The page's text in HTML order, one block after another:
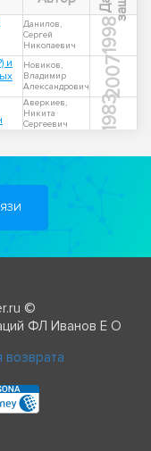
Данилов,
Сергей
Николаевич
1998
и
Новиков,
Владимир
Александрович
2007
Аверкиев,
Никита
Сергеевич
1983
©
ФЛ Иванов Е О
возврата